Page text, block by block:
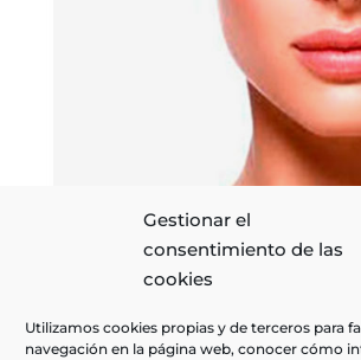
Gestionar el
consentimiento de las
cookies
Utilizamos cookies propias y de terceros para
navegación en la página web, conocer cómo